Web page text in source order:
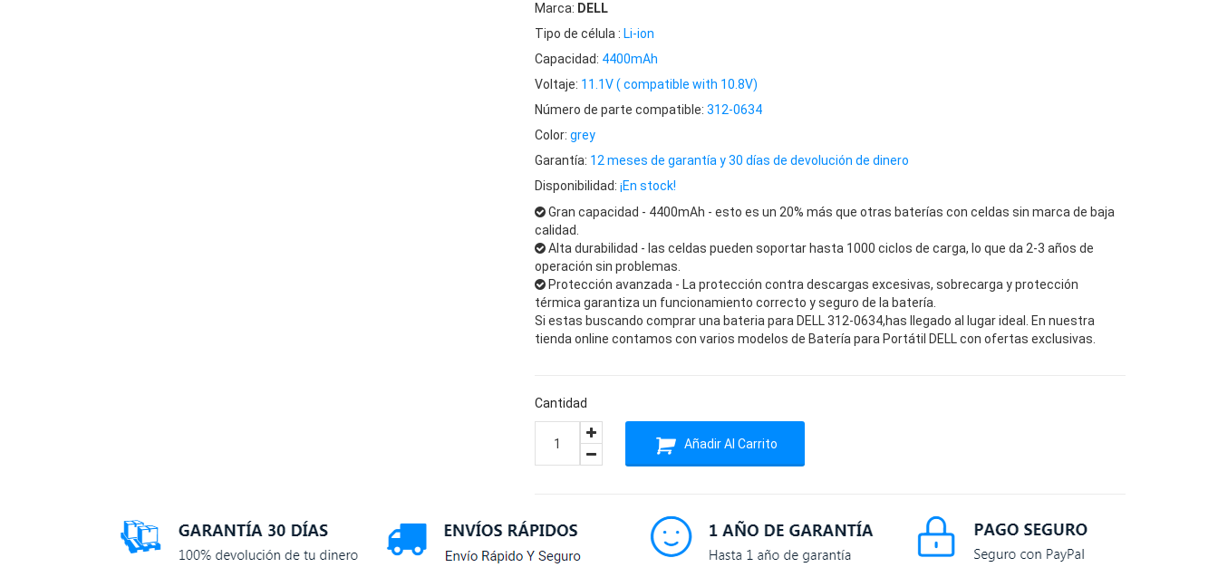
Marca: DELL
Tipo de célula : Li-ion
Capacidad: 4400mAh
Voltaje: 11.1V ( compatible with 10.8V)
Número de parte compatible: 312-0634
Color: grey
Garantía: 12 meses de garantía y 30 días de devolución de dinero
Disponibilidad: ¡En stock!
Gran capacidad - 4400mAh - esto es un 20% más que otras baterías con celdas sin marca de baja
calidad.
Alta durabilidad - las celdas pueden soportar hasta 1000 ciclos de carga, lo que da 2-3 años de
operación sin problemas.
Protección avanzada - La protección contra descargas excesivas, sobrecarga y protección
térmica garantiza un funcionamiento correcto y seguro de la batería.
Si estas buscando comprar una bateria para DELL 312-0634,has llegado al lugar ideal. En nuestra
tienda online contamos con varios modelos de Batería para Portátil DELL con ofertas exclusivas.
Cantidad
Añadir Al Carrito